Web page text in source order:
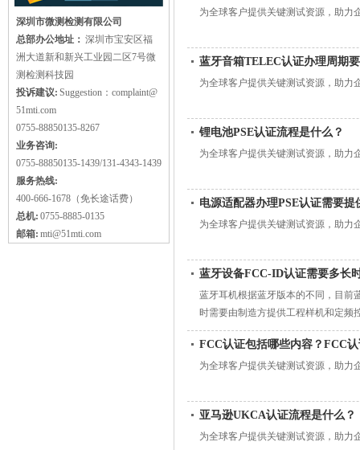
深圳市微测检测有限公司
总部办公地址： 深圳市宝安区福
洲大道新和新兴工业园二区7号微
测检测科技园
投诉建议: Suggestion：complaint@
51mti.com
0755-88850135-8267
业务咨询:
0755-88850135-1439/131-4343-1439
服务热线:
400-666-1678（免长途话费）
总机: 0755-8885-0135
邮箱: mti@51mti.com
为全球客户提供关键测试资源，助力
蓝牙音箱TELEC认证办理周期
为全球客户提供关键测试资源，助力
锂电池PSE认证流程是什么？
为全球客户提供关键测试资源，助力
电源适配器办理PSE认证需要提
为全球客户提供关键测试资源，助力
蓝牙设备FCC-ID认证需要多长
蓝牙耳机根据蓝牙版本的不同，目前
时需要由制造方提供工程样机和定频
宽；频率范围，看是否落在规定的频
导杂散测试；发射时间测试。蓝牙设
智能电子
FCC认证包括哪些内容？FCC
为全球客户提供关键测试资源，助力
亚马逊UKCA认证流程是什么？
为全球客户提供关键测试资源，助力